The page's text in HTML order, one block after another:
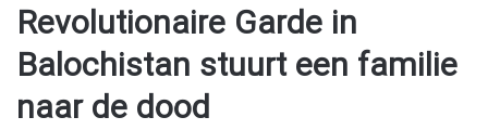
Revolutionaire Garde in
Balochistan stuurt een familie
naar de dood